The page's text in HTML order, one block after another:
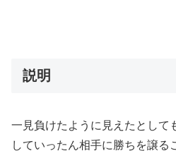
説明
一見負けたように見えたとして
していったん相手に勝ちを譲る